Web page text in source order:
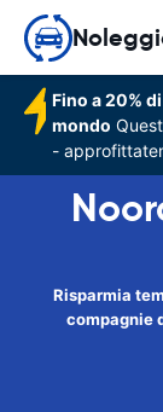
Fino a 20%
mondo
-
Risparmia
compagnie